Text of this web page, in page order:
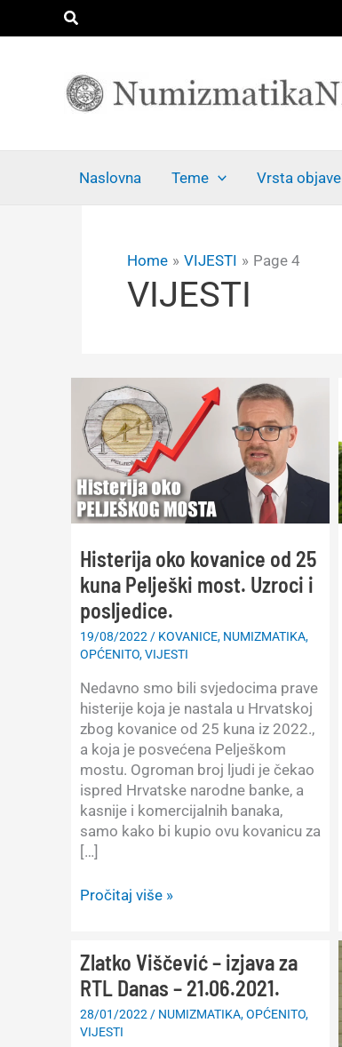
Search
Naslovna Teme Vrsta objave
Home VIJESTI Page 4
VIJESTI
Histerija oko kovanice od 25
kuna Pelješki most. Uzroci i
posljedice.
19/08/2022/ KOVANICE, NUMIZMATIKA,
OPĆENITO,VIJESTI
Nedavno smo bili svjedocima prave
histerije koja je nastala u Hrvatskoj
zbog kovanice od 25 kuna iz 2022.,
a koja je posvećena Pelješkom
mostu. Ogroman broj ljudi je čekao
ispred Hrvatske narodne banke, a
kasnije i komercijalnih banaka,
samo kako bi kupio ovu kovanicu za
[…]
Histerija
od
25
kuna
Pelješki
most.
Pročitaj više »
Zlatko Viščević – izjava za
RTL Danas – 21.06.2021.
28/01/2022 / NUMIZMATIKA,OPĆENITO,
VIJESTI